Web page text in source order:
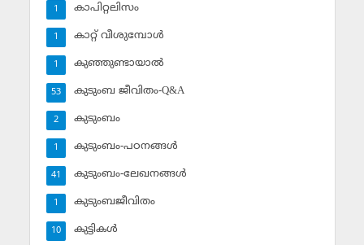
കാപിറ്റലിസം
1
കാറ്റ് വീശുമ്പോള്‍
1
കുഞ്ഞുണ്ടായാല്‍
1
കുടുംബ ജീവിതം-Q&A
53
കുടുംബം
2
കുടുംബം-പഠനങ്ങള്‍
1
കുടുംബം-ലേഖനങ്ങള്‍
41
കുടുംബജീവിതം
1
കുട്ടികള്‍
10